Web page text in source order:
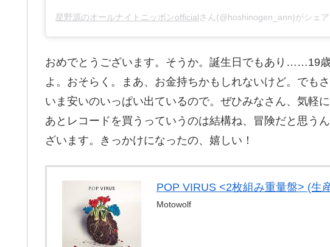
星野源のオールナイトニッポンofficialさん(@hoshinogen_ann)がシェアし
おめでとうございます。そうか。誕生日でもあり……19
よ。おそらく。まあ、お金持ちかもしれないけど。でも
いま安いのいっぱい出ているので。ぜひみなさん、気軽
あとレコードを買うっていうのは結構ね、冒険だと思う
ざいます。きっかけになったの、嬉しい！
POP VIRUS <2枚組み重量盤> (生
Motowolf